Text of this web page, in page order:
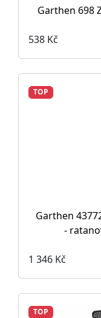
Garthen 698
538 Kč
TOP
Garthen
-
1 346 Kč
TOP